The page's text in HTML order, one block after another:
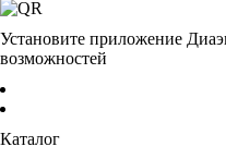
Установите приложение
возможностей
Каталог